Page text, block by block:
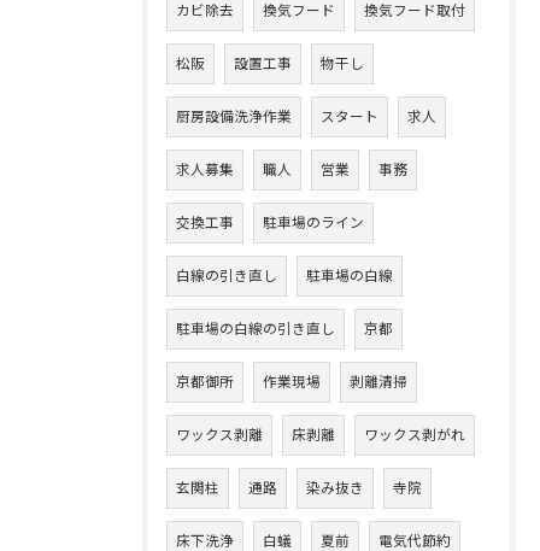
カビ除去 換気フード 換気フード取付
松阪 設置工事 物干し
厨房設備洗浄作業 スタート 求人
求人募集 職人 営業 事務
交換工事 駐車場のライン
白線の引き直し 駐車場の白線
駐車場の白線の引き直し 京都
京都御所 作業現場 剥離清掃
ワックス剥離 床剥離 ワックス剥がれ
玄関柱 通路 染み抜き 寺院
床下洗浄 白蟻 夏前 電気代節約